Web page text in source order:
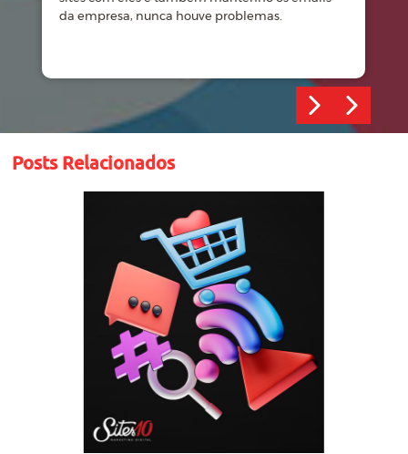
da empresa, nunca houve problemas.
Posts Relacionados